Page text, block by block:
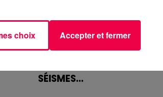
LA VILLE DE NANCY SE
MOBILISE POUR LE
SÉISMES...
choix Accepter et fermer